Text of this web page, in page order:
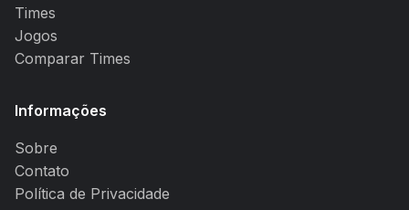
Times
Jogos
Comparar Times
Informações
Sobre
Contato
Política de Privacidade